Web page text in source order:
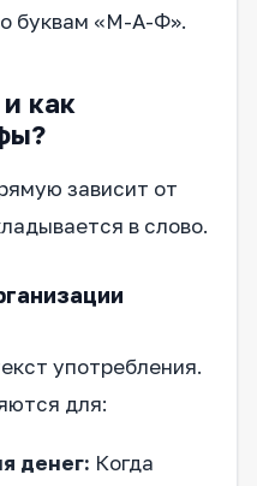
буквам «М-А-Ф».
как
зависит от
в слово.
употребления.
для:
денег: Когда